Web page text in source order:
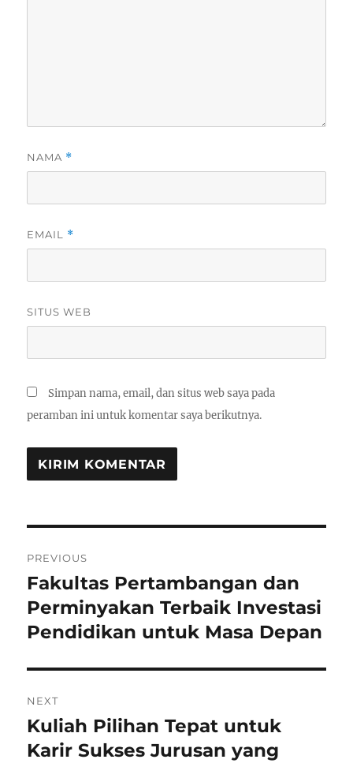
NAMA *
EMAIL *
SITUS WEB
Simpan nama, email, dan situs web saya pada
peramban ini untuk komentar saya berikutnya.
pos
PREVIOUS
Previous
post:
Fakultas Pertambangan dan
Perminyakan Terbaik Investasi
Pendidikan untuk Masa Depan
NEXT
Next
post:
Kuliah Pilihan Tepat untuk
Karir Sukses Jurusan yang